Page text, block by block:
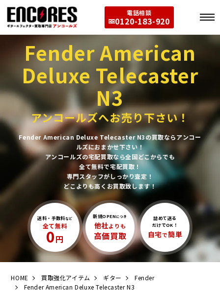
電話相談
0120-183-920
Fender American
Deluxe Telecaster
N3
アンコールズへお売り下さい！
Fender American Deluxe Telecaster N3の買取ならアンコー
ルズにおまかせ下さい！
アンコールズの宅配買取なら全国どこからでも
全て無料で宅配買取！
専門スタッフがしっかり査定！
どこよりも高くお買取致します！
送料・手数料など
全て無料
0円
新規OPEN につき
他社よりも
高価買取
詰めて送る
だけでOK！
自宅で簡単
HOME 買取強化アイテム ギター
Fender
Fender American Deluxe Telecaster N3